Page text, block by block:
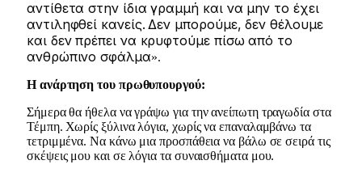
αντίθετα στην ίδια γραμμή και να μην το έχει
αντιληφθεί κανείς. Δεν μπορούμε, δεν θέλουμε
και δεν πρέπει να κρυφτούμε πίσω από το
ανθρώπινο σφάλμα».
Η ανάρτηση του πρωθυπουργού:
Σήμερα θα ήθελα να γράψω για την ανείπωτη τραγωδία στα
Τέμπη. Χωρίς ξύλινα λόγια, χωρίς να επαναλαμβάνω τα
τετριμμένα. Να κάνω μια προσπάθεια να βάλω σε σειρά τις
σκέψεις μου και σε λόγια τα συναισθήματα μου.